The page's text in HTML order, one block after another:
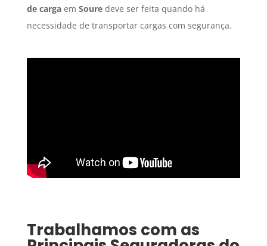
de cargaem Souredeve ser feita quando há
necessidade de transportar cargas com segurança.
Trabalhamos com as